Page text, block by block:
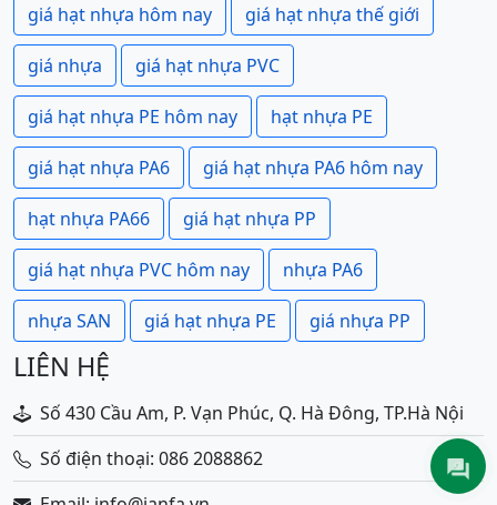
giá hạt nhựa hôm nay giá hạt nhựa thế giới
giá nhựa giá hạt nhựa PVC
giá hạt nhựa PE hôm nay hạt nhựa PE
giá hạt nhựa PA6 giá hạt nhựa PA6 hôm nay
hạt nhựa PA66 giá hạt nhựa PP
giá hạt nhựa PVC hôm nay nhựa PA6
nhựa SAN giá hạt nhựa PE giá nhựa PP
LIÊN HỆ
Số 430 Cầu Am, P. Vạn Phúc, Q. Hà Đông, TP.Hà Nội
Số điện thoại: 086 2088862